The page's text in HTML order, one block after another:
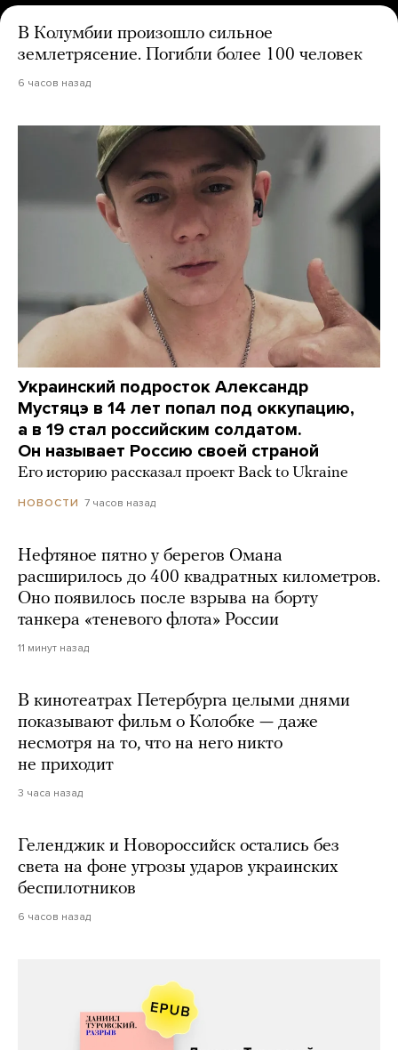
В Колумбии произошло сильное
землетрясение. Погибли более 100 человек
6 часов назад
Украинский подросток Александр
Мустяцэ в 14 лет попал под оккупацию,
а в 19 стал российским солдатом.
Он называет Россию своей страной
Его историю рассказал проект Back to Ukraine
НОВОСТИ 7 часов назад
Нефтяное пятно у берегов Омана
расширилось до 400 квадратных километров.
Оно появилось после взрыва на борту
танкера «теневого флота» России
11 минут назад
В кинотеатрах Петербурга целыми днями
показывают фильм о Колобке — даже
несмотря на то, что на него никто
не приходит
3 часа назад
Геленджик и Новороссийск остались без
света на фоне угрозы ударов украинских
беспилотников
6 часов назад